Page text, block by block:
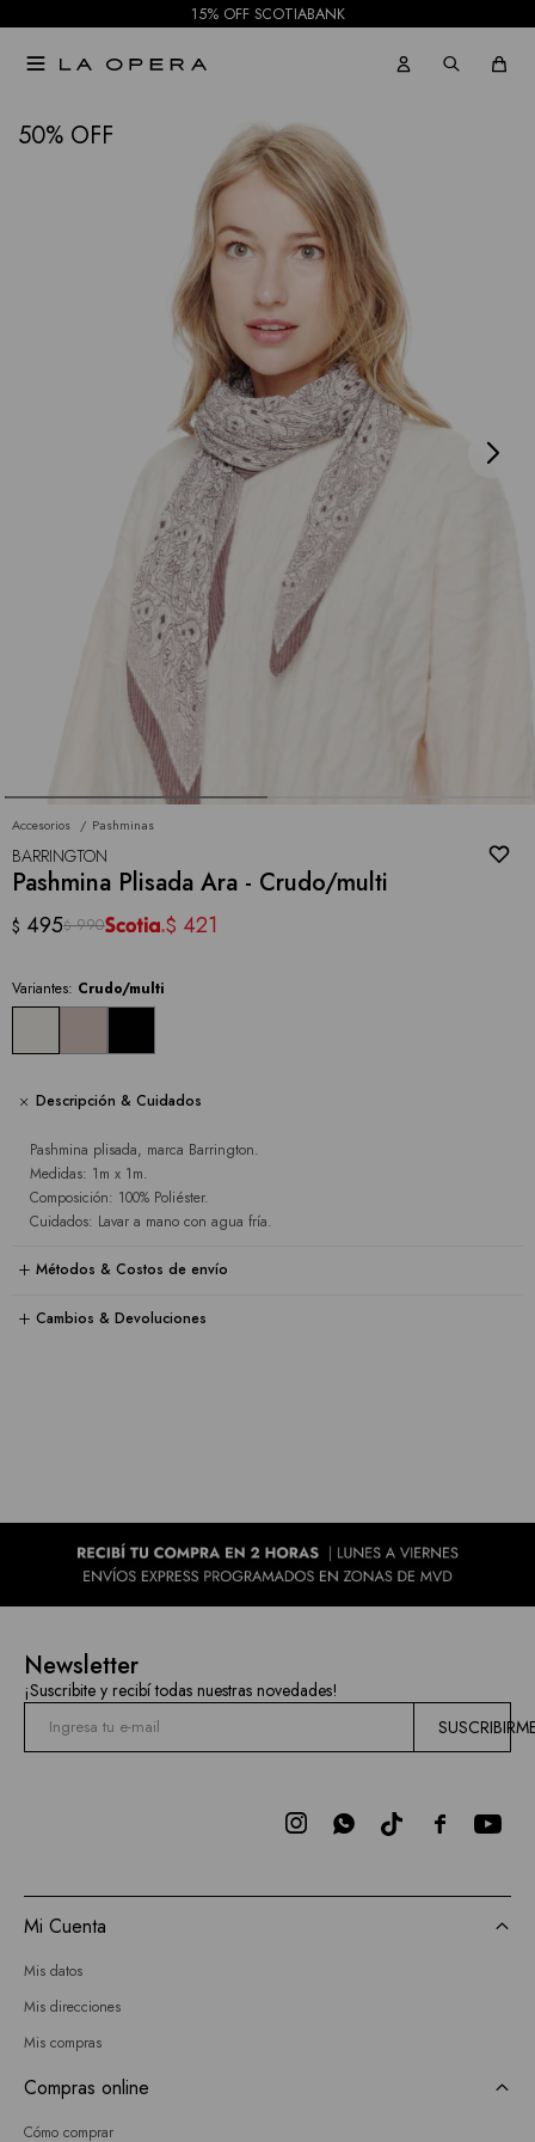
15% OFF SCOTIABANK

50
Accesorios Pashminas
BARRINGTON
Pashmina Plisada Ara - Crudo/multi
$ 495$ 990 $ 421
Variantes: Crudo/multi
Descripción & Cuidados
Pashmina plisada, marca Barrington.
Medidas: 1m x 1m.
Composición: 100% Poliéster.
Cuidados: Lavar a mano con agua fría.
Métodos & Costos de envío
Cambios & Devoluciones
NOTIFICARME
Newsletter
¡Suscribite y recibí todas nuestras novedades!

 
Mi Cuenta
Mis datos
Mis direcciones
Mis compras
Compras online
Cómo comprar